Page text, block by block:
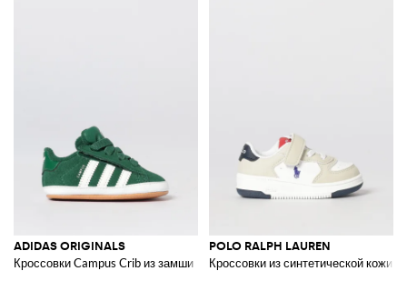
ADIDAS ORIGINALS
Кроссовки Campus Crib из замши
POLO RALPH LAUREN
Кроссовки из синтетической кожи